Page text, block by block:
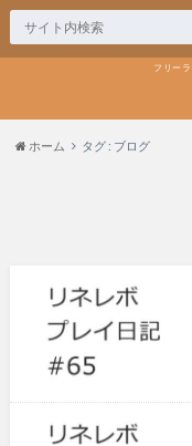
フリー
ホーム タグ : ブログ